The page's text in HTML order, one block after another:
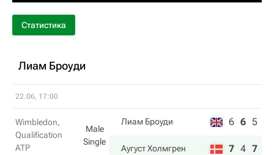
Статистика
Лиам Броуди
22.06, 17:00
Wimbledon,
Qualification
ATP
Male
Single
Лиам Броуди 6 6 5
Аугуст Холмгрен 7 4 7